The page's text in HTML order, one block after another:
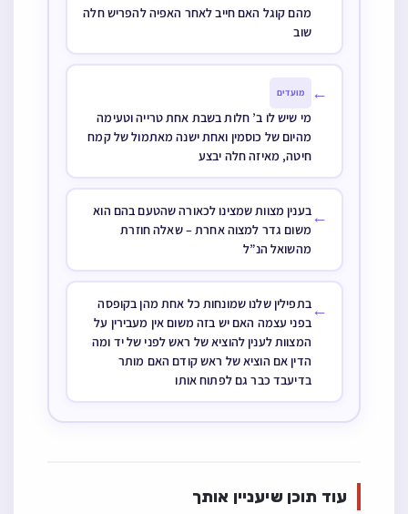
בין כולם מה
יעשו
מהם קוגל האם חייב לאחר האפיה להפריש חלה
שוב
← מועדים
מי שיש לו ב’ חלות בשבת אחת טרייה וטעימה
מהיום של כוסמין ואחת ישנה מאתמול של קמח
חיטה, מאיזה חלה יבצע
←בענין מצוות שמצינו לכאורה שהטעם בהם הוא
משום גדר למצוה אחרת – שאלה חוזרת
מהשואל הנ”ל
←בתפילין שלנו שמונחות כל אחת מהן בקופסה
בפני עצמה האם יש בזה משום אין מעבירין על
המצוות לענין להוציא של ראש לפני של יד ומה
הדין אם הוציא של ראש קודם האם מותר
בדיעבד כבר גם לפתוח אותו
עוד תוכן שיעניין אותך